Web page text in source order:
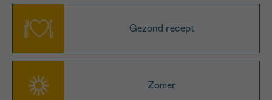
Gezond recept
Zomer